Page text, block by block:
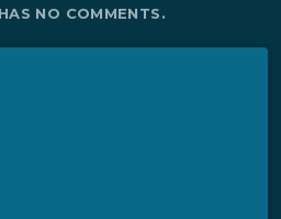
NO COMMENTS.